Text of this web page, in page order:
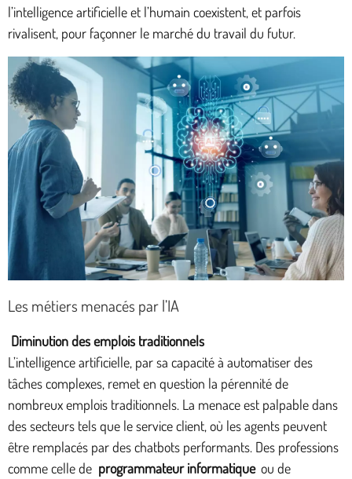
l’intelligence artificielle et l’humain coexistent, et parfois
rivalisent, pour façonner le marché du travail du futur.
Les métiers menacés par l’IA
Diminution des emplois traditionnels
L’intelligence artificielle, par sa capacité à automatiser des
tâches complexes, remet en question la pérennité de
nombreux emplois traditionnels. La menace est palpable dans
des secteurs tels que le service client, où les agents peuvent
être remplacés par des chatbots performants. Des professions
comme celle de programmateur informatique ou de